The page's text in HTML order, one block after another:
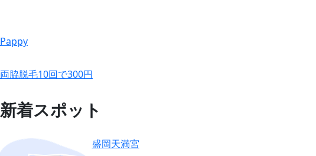
Pappy
両脇脱毛10回で300円
新着スポット
盛岡天満宮